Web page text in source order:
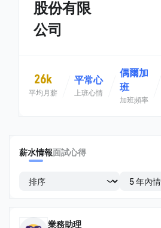
股份有限
公司
26k
平均月薪
平常心
上班心情
偶爾加
班
加班頻率
薪水情報面試心得
業務助理